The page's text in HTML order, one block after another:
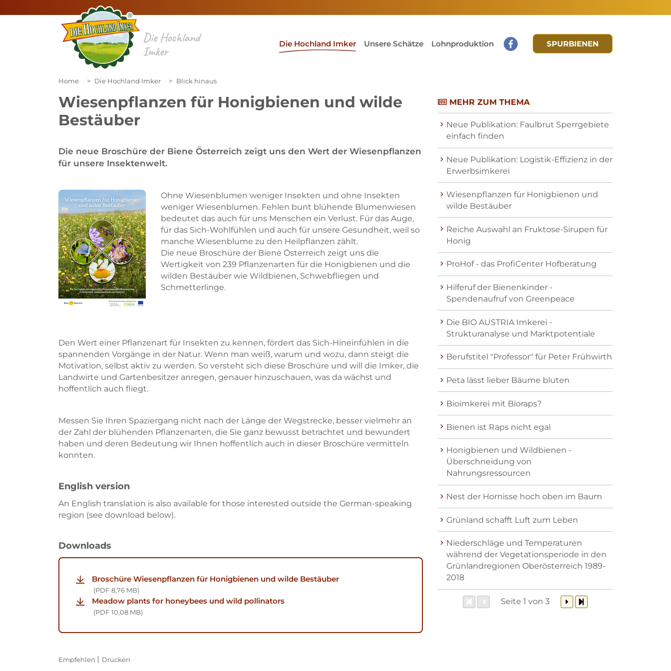
Skip to main content
Skip to main content
Die Hochland
Imker
Die Hochland Imker(current)1
Unsere Schätze Lohnproduktion SPURBIENEN
Home Die Hochland Imker Blick hinaus
Wiesenpflanzen für Honigbienen und wilde
Bestäuber
Die neue Broschüre der Biene Österreich zeigt uns den Wert der Wiesenpflanzen
für unsere Insektenwelt.
Ohne Wiesenblumen weniger Insekten und ohne Insekten
weniger Wiesenblumen. Fehlen bunt blühende Blumenwiesen
bedeutet das auch für uns Menschen ein Verlust. Für das Auge,
für das Sich-Wohlfühlen und auch für unsere Gesundheit, weil so
manche Wiesenblume zu den Heilpflanzen zählt.
Die neue Broschüre der Biene Österreich zeigt uns die
Wertigkeit von 239 Pflanzenarten für die Honigbienen und die
wilden Bestäuber wie Wildbienen, Schwebfliegen und
Schmetterlinge.
Den Wert einer Pflanzenart für Insekten zu kennen, fördert das Sich-Hineinfühlen in die
spannenden Vorgänge in der Natur. Wenn man weiß, warum und wozu, dann steigt die
Motivation, selbst aktiv zu werden. So versteht sich diese Broschüre und will die Imker, die
Landwirte und Gartenbesitzer anregen, genauer hinzuschauen, was da wächst und
hoffentlich auch fliegt.
Messen Sie Ihren Spaziergang nicht nach der Länge der Wegstrecke, besser vielmehr an
der Zahl der blühenden Pflanzenarten, die Sie ganz bewusst betrachtet und bewundert
haben und deren Bedeutung wir Ihnen hoffentlich auch in dieser Broschüre vermitteln
konnten.
English version
An English translation is also available for those interested outside the German-speaking
region (see download below).
Downloads
Broschüre Wiesenpflanzen für Honigbienen und wilde Bestäuber
PDF 8,76 MB
Meadow plants for honeybees und wild pollinators
PDF 10,08 MB
Drucken
Empfehlen
MEHR ZUM THEMA
Neue Publikation: Faulbrut Sperrgebiete
einfach finden
Neue Publikation: Logistik-Effizienz in der
Erwerbsimkerei
Wiesenpflanzen für Honigbienen und
wilde Bestäuber
Reiche Auswahl an Fruktose-Sirupen für
Honig
ProHof - das ProfiCenter Hofberatung
Hilferuf der Bienenkinder -
Spendenaufruf von Greenpeace
Die BIO AUSTRIA Imkerei -
Strukturanalyse und Marktpotentiale
Berufstitel "Professor" für Peter Frühwirth
Peta lässt lieber Bäume bluten
Bioimkerei mit Bioraps?
Bienen ist Raps nicht egal
Honigbienen und Wildbienen -
Überschneidung von
Nahrungsressourcen
Nest der Hornisse hoch oben im Baum
Grünland schafft Luft zum Leben
Niederschläge und Temperaturen
während der Vegetationsperiode in den
Grünlandregionen Oberösterreich 1989-
2018
Seite 1 von 3